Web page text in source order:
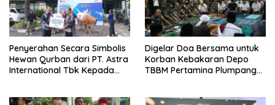
Penyerahan Secara Simbolis
Hewan Qurban dari PT. Astra
International Tbk Kepada
Digelar Doa Bersama untuk
Korban Kebakaran Depo
TBBM Pertamina Plumpang